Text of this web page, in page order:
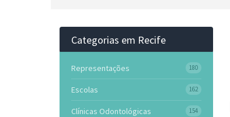
Categorias em Recife
Representações 180
Escolas 162
Clínicas Odontológicas 154